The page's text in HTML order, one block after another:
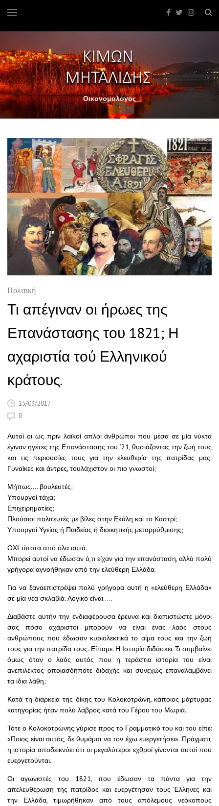
Οικονομολόγος
Πολιτική
Τι απέγιναν οι ήρωες της
Επανάστασης του 1821; Η
αχαριστία τού Ελληνικού
κράτους.
15/03/2017
0
Αυτοί οι ως πριν λαϊκοί απλοί άνθρωποι που μέσα σε μία νύκτα
έγιναν ηγέτες της Επανάστασης του ’21, θυσιάζοντας την ζωή τους
και τις περιουσίες τους για την ελευθερία της πατρίδας μας.
Γυναίκες και άντρες, τουλάχιστον οι πιο γνωστοί;
Μήπως…. βουλευτές;
Υπουργοί τάχα;
Επιχειρηματίες;
Πλούσιοι πολιτευτές με βίλες στην Εκάλη και το Καστρί;
Υπουργοί Υγείας ή Παιδείας ή διοικητικής μεταρρύθμισης;
ΟΧΙ τίποτα από όλα αυτά.
Μπορεί αυτοί να έδωσαν ό,τι είχαν για την επανάσταση, αλλά πολύ
γρήγορα αγνοήθηκαν από την ελεύθερη Ελλάδα.
Για να ξαναεπιστρέψει πολύ γρήγορα αυτή η «ελεύθερη Ελλάδα»
σε μία νέα σκλαβιά. Λογικό είναι…..
Διαβάστε αυτήν την ενδιαφέρουσα έρευνα και διαπιστώστε μόνοι
σας πόσο αχάριστοι μπορούν να είναι ένας λαός στους
ανθρώπους που έδωσαν κυριολεκτικά το αίμα τους και την ζωή
τους για την πατρίδα τους. Είπαμε. Η Ιστορία διδάσκει. Τι συμβαίνει
όμως όταν ο λαός αυτός που η τεράστια ιστορία του είναι
ανεπιλέκτος οποιασδήποτε διδαχής και συνεχώς επαναλαμβάνει
τα ίδια λάθη;
Κατά τη διάρκεια της δίκης του Κολοκοτρώνη, κάποιος μάρτυρας
κατηγορίας ήταν πολύ λάβρος κατά του Γέρου του Μωριά.
Τότε ο Κολοκοτρώνης γύρισε προς το Γραμματικό του και του είπε:
«Ποιος είναι αυτός, δε θυμάμαι να τον έχω ευεργετήσει». Πράγματι,
η ιστορία αποδεικνύει ότι οι μεγαλύτεροι εχθροί γίνονται αυτοί που
ευεργετούνται.
Οι αγωνιστές του 1821, που έδωσαν τα πάντα για την
απελευθέρωση της πατρίδος και ευεργέτησαν τους Έλληνες και
την Ελλάδα, τιμωρήθηκαν από τους απόλεμους νεόκοπους